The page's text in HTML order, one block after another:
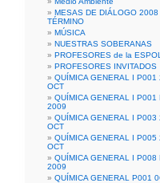
MESAS DE DIÁLOGO 2008
TÉRMINO
MÚSICA
NUESTRAS SOBERANAS
PROFESORES de la ESPOL
PROFESORES INVITADOS
QUÍMICA GENERAL I P001
OCT
QUÍMICA GENERAL I P001
2009
QUÍMICA GENERAL I P003
OCT
QUÍMICA GENERAL I P005
OCT
QUÍMICA GENERAL I P008
2009
QUÍMICA GENERAL P001